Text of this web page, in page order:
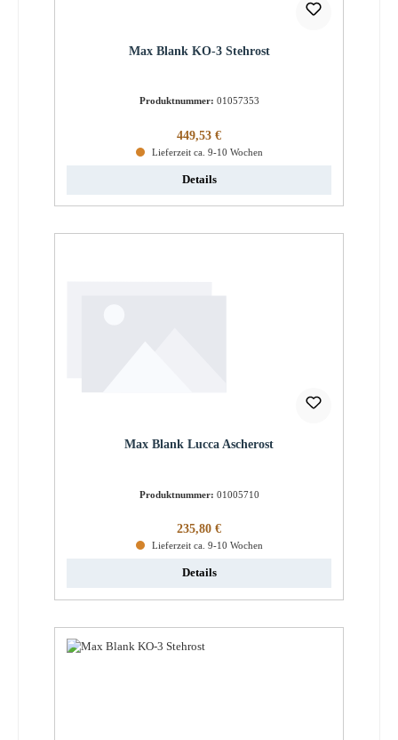
Max Blank KO-3 Stehrost
Produktnummer: 01057353
Regulärer Preis:
449,53 €
Lieferzeit ca. 9-10 Wochen
Details
Max Blank Lucca Ascherost
Produktnummer: 01005710
Regulärer Preis:
235,80 €
Lieferzeit ca. 9-10 Wochen
Details